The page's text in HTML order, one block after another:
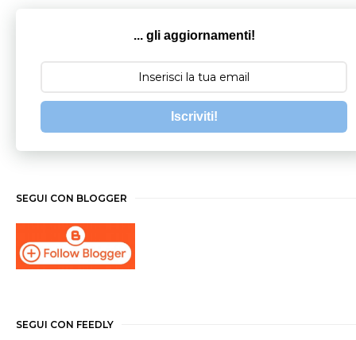
... gli aggiornamenti!
Iscriviti!
SEGUI CON BLOGGER
SEGUI CON FEEDLY